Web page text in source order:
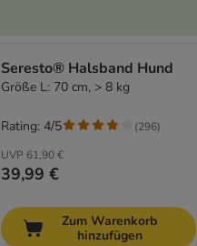
Seresto® Halsband Hund
Größe L: 70 cm, > 8 kg
UVP 61,90 €
39,99 €
Rating: 4/5 (296)
Zum Warenkorb
hinzufügen